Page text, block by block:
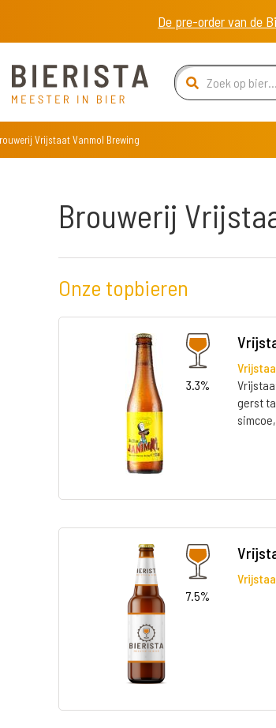
De pre-order van de
Vrijstaat Vanmol Brewing
Brouwerij
Onze topbieren
3.3%
gerst
7.5%